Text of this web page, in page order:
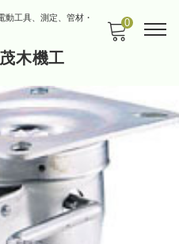
動工具、測定、管材・
木機工
0